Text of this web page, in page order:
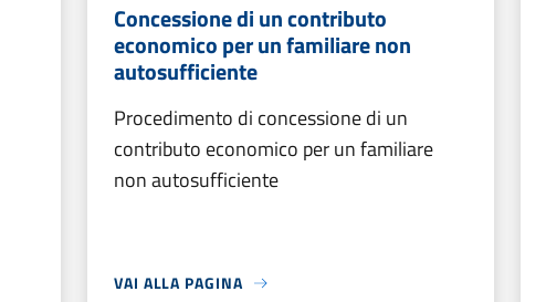
Concessione di un contributo
economico per un familiare non
autosufficiente
Procedimento di concessione di un
contributo economico per un familiare
non autosufficiente
VAI ALLA PAGINA